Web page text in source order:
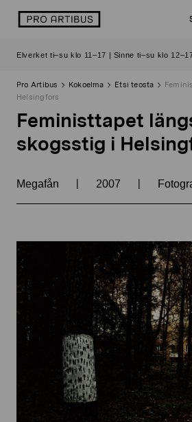
sisältöön
logo
Elverket ti–su klo 11–17 | Sinne ti–su klo
Pro Artibus Kokoelma Etsi teosta
Helsingfors
Feministtapet
skogsstig i
Megafån | 2007 |